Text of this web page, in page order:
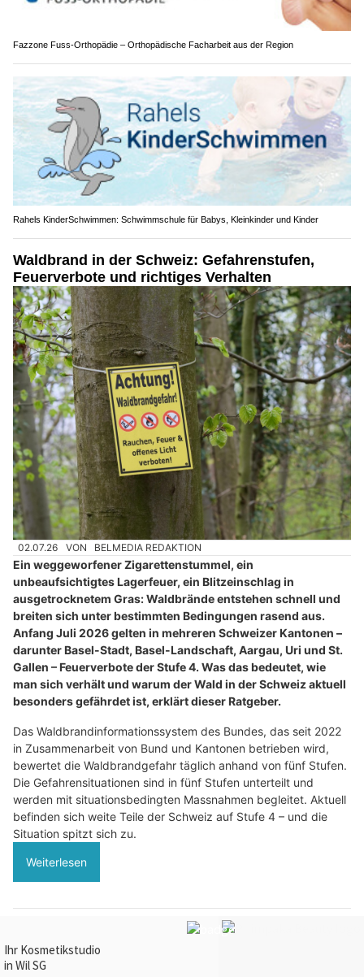
Fazzone Fuss-Orthopädie – Orthopädische Facharbeit aus der Region
Rahels KinderSchwimmen: Schwimmschule für Babys, Kleinkinder und Kinder
Waldbrand in der Schweiz: Gefahrenstufen,
Feuerverbote und richtiges Verhalten
02.07.26 VON BELMEDIA REDAKTION
Ein weggeworfener Zigarettenstummel, ein
unbeaufsichtigtes Lagerfeuer, ein Blitzeinschlag in
ausgetrocknetem Gras: Waldbrände entstehen schnell und
breiten sich unter bestimmten Bedingungen rasend aus.
Anfang Juli 2026 gelten in mehreren Schweizer Kantonen –
darunter Basel-Stadt, Basel-Landschaft, Aargau, Uri und St.
Gallen – Feuerverbote der Stufe 4. Was das bedeutet, wie
man sich verhält und warum der Wald in der Schweiz aktuell
besonders gefährdet ist, erklärt dieser Ratgeber.
Das Waldbrandinformationssystem des Bundes, das seit 2022
in Zusammenarbeit von Bund und Kantonen betrieben wird,
bewertet die Waldbrandgefahr täglich anhand von fünf Stufen.
Die Gefahrensituationen sind in fünf Stufen unterteilt und
werden mit situationsbedingten Massnahmen begleitet. Aktuell
befinden sich weite Teile der Schweiz auf Stufe 4 – und die
Situation spitzt sich zu.
Weiterlesen